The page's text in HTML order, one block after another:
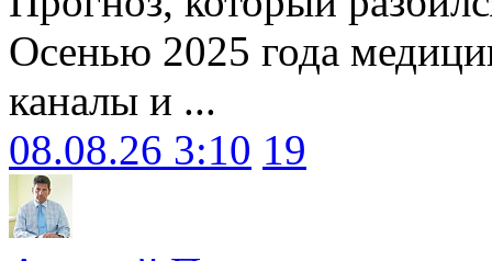
Осенью 2025 года
каналы и ...
08.08.26 3:10 19